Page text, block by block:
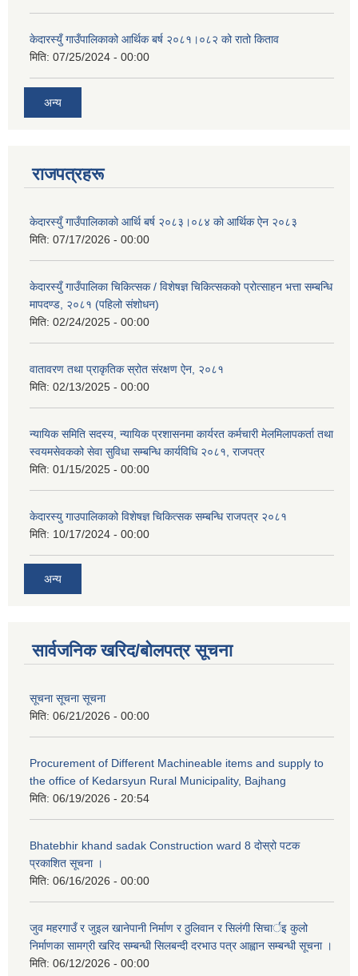
केदारस्युँ गाउँपालिकाको आर्थिक बर्ष २०८१।०८२ को रातो किताव
मिति: 07/25/2024 - 00:00
अन्य
राजपत्रहरू
केदारस्युँ गाउँपालिकाकाे आर्थि बर्ष २०८३।०८४ काे आर्थिक ऐन २०८३
मिति: 07/17/2026 - 00:00
केदारस्युँ गाउँपालिका चिकित्सक / विशेषज्ञ चिकित्सकको प्रोत्साहन भत्ता सम्बन्धि
मापदण्ड, २०८१ (पहिलो संशोधन)
मिति: 02/24/2025 - 00:00
वातावरण तथा प्राकृतिक स्रोत संरक्षण ऐन, २०८१
मिति: 02/13/2025 - 00:00
न्यायिक समिति सदस्य, न्यायिक प्रशासनमा कार्यरत कर्मचारी मेलमिलापकर्ता तथा
स्वयमसेवकको सेवा सुविधा सम्बन्धि कार्यविधि २०८१, राजपत्र
मिति: 01/15/2025 - 00:00
केदारस्यु गाउपालिकाको विशेषज्ञ चिकित्सक सम्बन्धि राजपत्र २०८१
मिति: 10/17/2024 - 00:00
अन्य
सार्वजनिक खरिद/बोलपत्र सूचना
सूचना सूचना सूचना
मिति: 06/21/2026 - 00:00
Procurement of Different Machineable items and supply to
the office of Kedarsyun Rural Municipality, Bajhang
मिति: 06/19/2026 - 20:54
Bhatebhir khand sadak Construction ward 8 दोस्रो पटक
प्रकाशित सूचना ।
मिति: 06/16/2026 - 00:00
जुव महरगाउँ र जुइल खानेपानी निर्माण र ठुलिवान र सिलंगी सिचार्इ कुलो
निर्माणका सामग्री खरिद सम्बन्धी सिलबन्दी दरभाउ पत्र आह्वान सम्बन्धी सूचना ।
मिति: 06/12/2026 - 00:00